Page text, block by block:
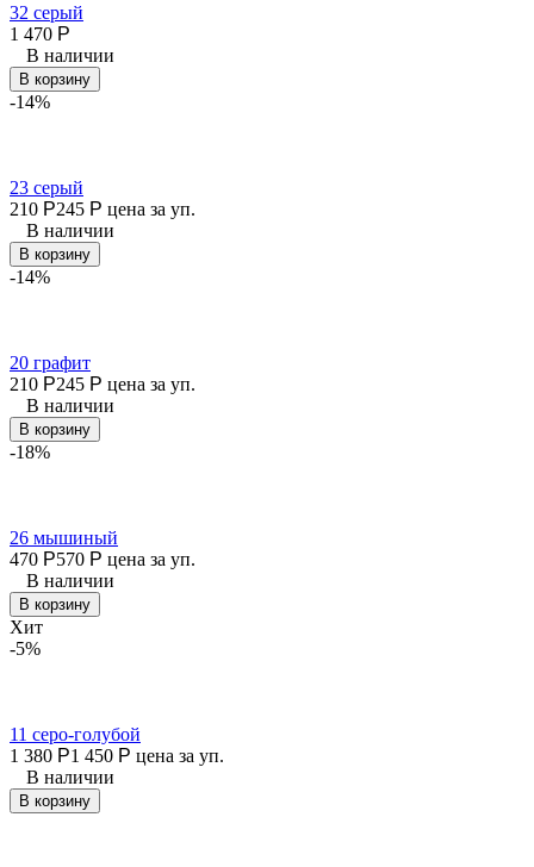
32 серый
1 470 Р
В наличии
В корзину
-14%
23 серый
210 Р245 Р цена за уп.
В наличии
В корзину
-14%
20 графит
210 Р245 Р цена за уп.
В наличии
В корзину
-18%
26 мышиный
470 Р570 Р цена за уп.
В наличии
В корзину
Хит
-5%
11 серо-голубой
1 380 Р1 450 Р цена за уп.
В наличии
В корзину